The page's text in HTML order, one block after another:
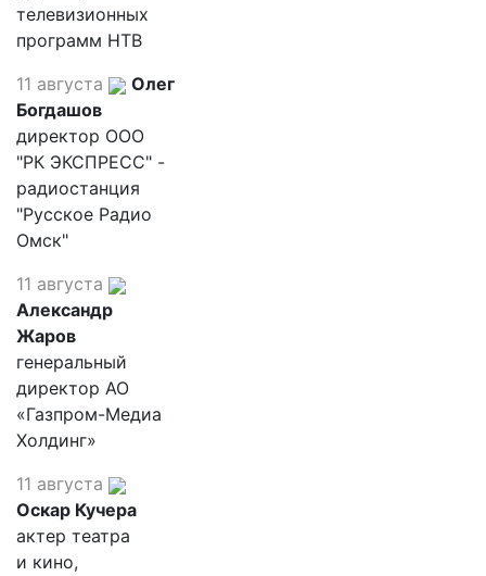
телевизионных
программ НТВ
11 августа
Олег
Богдашов
директор ООО
"РК ЭКСПРЕСС" -
радиостанция
"Русское Радио
Омск"
11 августа
Александр
Жаров
генеральный
директор АО
«Газпром-Медиа
Холдинг»
11 августа
Оскар Кучера
актер театра
и кино,